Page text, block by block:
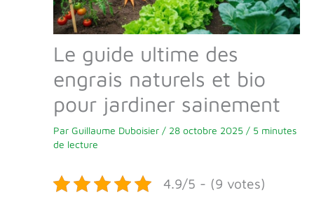
Le guide ultime des
engrais naturels et bio
pour jardiner sainement
Par Guillaume Duboisier / 28 octobre 2025 / 5 minutes
de lecture
4.9/5 - (9 votes)